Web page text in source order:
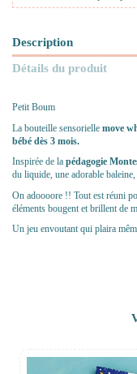
Description
Détails du produit
Petit Boum
La bouteille sensorielle move
bébé dès 3 mois.
Inspirée de la pédagogie
du liquide, une adorable
On adoooore !! Tout est réuni
éléments bougent et brillent de
Un jeu envoutant qui plaira